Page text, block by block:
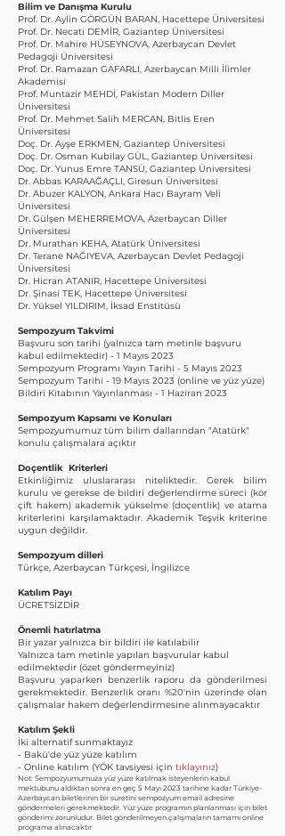
Bilim ve Danışma Kurulu
Prof. Dr. Aylin GÖRGÜN BARAN, Hacettepe Üniversitesi
Prof. Dr. Necati DEMİR, Gaziantep Üniversitesi
Prof. Dr. Mahire HÜSEYNOVA, Azerbaycan Devlet
Pedagoji Üniversitesi
Prof. Dr. Ramazan GAFARLI, Azerbaycan Milli İlimler
Akademisi
Prof. Muntazir MEHDİ, Pakistan Modern Diller
Üniversitesi
Prof. Dr. Mehmet Salih MERCAN, Bitlis Eren
Üniversitesi
Doç. Dr. Ayşe ERKMEN, Gaziantep Üniversitesi
Doç. Dr. Osman Kubilay GÜL, Gaziantep Üniversitesi
Doç. Dr. Yunus Emre TANSÜ, Gaziantep Üniversitesi
Dr. Abbas KARAAĞAÇLI, Giresun Üniversitesi
Dr. Abuzer KALYON, Ankara Hacı Bayram Veli
Üniversitesi
Dr. Gülşen MEHERREMOVA, Azerbaycan Diller
Üniversitesi
Dr. Murathan KEHA, Atatürk Üniversitesi
Dr. Terane NAĞIYEVA, Azerbaycan Devlet Pedagoji
Üniversitesi
Dr. Hicran ATANIR, Hacettepe Üniversitesi
Dr. Şinasi TEK, Hacettepe Üniversitesi
Dr. Yüksel YILDIRIM, İksad Enstitüsü
Sempozyum Takvimi
Başvuru son tarihi (yalnızca tam metinle başvuru
kabul edilmektedir) - 1 Mayıs 2023
Sempozyum Programı Yayın Tarihi - 5 Mayıs 2023
Sempozyum Tarihi - 19 Mayıs 2023 (online ve yüz yüze)
Bildiri Kitabının Yayınlanması - 1 Haziran 2023
Sempozyum Kapsamı ve Konuları
Sempozyumumuz tüm bilim dallarından "Atatürk"
konulu çalışmalara açıktır
Doçentlik Kriterleri
Etkinliğimiz uluslararası niteliktedir. Gerek bilim
kurulu ve gerekse de bildiri değerlendirme süreci (kör
çift hakem) akademik yükselme (doçentlik) ve atama
kriterlerini karşılamaktadır. Akademik Teşvik kriterine
uygun değildir.
Sempozyum dilleri
Türkçe, Azerbaycan Türkçesi, İngilizce
Katılım Payı
ÜCRETSİZDİR
Önemli hatırlatma
Bir yazar yalnızca bir bildiri ile katılabilir
​Yalnızca tam metinle yapılan başvurular kabul
edilmektedir (özet göndermeyiniz)
Başvuru yaparken benzerlik raporu da gönderilmesi
gerekmektedir. Benzerlik oranı %20'nin üzerinde olan
çalışmalar hakem değerlendirmesine alınmayacaktır
​Katılım Şekli
İki alternatif sunmaktayız
- Bakü'de yüz yüze katılım
- Online katılım (YÖK tavsiyesi için tıklayınız)
Not: Sempozyumumuza yüz yüze katılmak isteyenlerin kabul
mektubunu aldıktan sonra en geç 5 Mayı 2023 tarihine kadar Türkiye-
Azerbaycan biletlerinin bir suretini sempozyum email adresine
göndermeleri gerekmektedir. Yüz yüze programın planlanması için bilet
gönderimi zorunludur. Bilet gönderilmeyen çalışmaların tamamı online
programa alınacaktır